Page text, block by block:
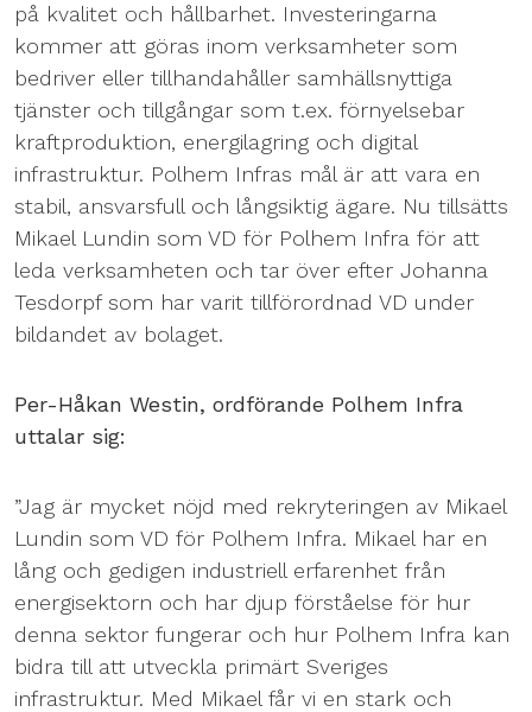
på kvalitet och hållbarhet. Investeringarna
kommer att göras inom verksamheter som
bedriver eller tillhandahåller samhällsnyttiga
tjänster och tillgångar som t.ex. förnyelsebar
kraftproduktion, energilagring och digital
infrastruktur. Polhem Infras mål är att vara en
stabil, ansvarsfull och långsiktig ägare. Nu tillsätts
Mikael Lundin som VD för Polhem Infra för att
leda verksamheten och tar över efter Johanna
Tesdorpf som har varit tillförordnad VD under
bildandet av bolaget.
Per-Håkan Westin, ordförande Polhem Infra
uttalar sig:
”Jag är mycket nöjd med rekryteringen av Mikael
Lundin som VD för Polhem Infra. Mikael har en
lång och gedigen industriell erfarenhet från
energisektorn och har djup förståelse för hur
denna sektor fungerar och hur Polhem Infra kan
bidra till att utveckla primärt Sveriges
infrastruktur. Med Mikael får vi en stark och